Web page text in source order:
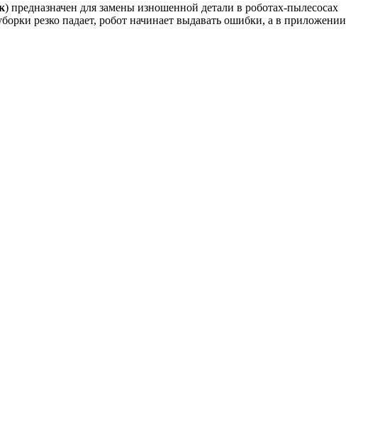
) предназначен для замены изношенной детали в роботах-пылесосах
резко падает, робот начинает выдавать ошибки, а в приложении